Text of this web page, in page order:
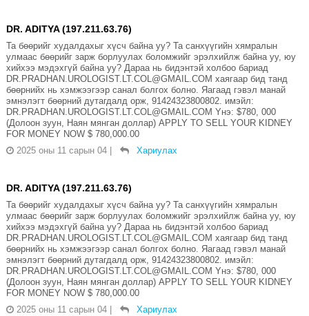
DR. ADITYA (197.211.63.76)
Та бөөрийг худалдахыг хүсч байна уу? Та санхүүгийн хямралын
улмаас бөөрийг зарж борлуулах боломжийг эрэлхийлж байна уу, юу
хийхээ мэдэхгүй байна уу? Дараа нь бидэнтэй холбоо бариад
DR.PRADHAN.UROLOGIST.LT.COL@GMAIL.COM хаягаар бид танд
бөөрнийх нь хэмжээгээр санал болгох болно. Яагаад гэвэл манай
эмнэлэгт бөөрний дутагдалд орж, 91424323800802. имэйл:
DR.PRADHAN.UROLOGIST.LT.COL@GMAIL.COM Yнэ: $780, 000
(Долоон зуун, Наян мянган доллар) APPLY TO SELL YOUR KIDNEY
FOR MONEY NOW $ 780,000.00
2025 оны 11 сарын 04
Хариулах
DR. ADITYA (197.211.63.76)
Та бөөрийг худалдахыг хүсч байна уу? Та санхүүгийн хямралын
улмаас бөөрийг зарж борлуулах боломжийг эрэлхийлж байна уу, юу
хийхээ мэдэхгүй байна уу? Дараа нь бидэнтэй холбоо бариад
DR.PRADHAN.UROLOGIST.LT.COL@GMAIL.COM хаягаар бид танд
бөөрнийх нь хэмжээгээр санал болгох болно. Яагаад гэвэл манай
эмнэлэгт бөөрний дутагдалд орж, 91424323800802. имэйл:
DR.PRADHAN.UROLOGIST.LT.COL@GMAIL.COM Yнэ: $780, 000
(Долоон зуун, Наян мянган доллар) APPLY TO SELL YOUR KIDNEY
FOR MONEY NOW $ 780,000.00
2025 оны 11 сарын 04
Хариулах